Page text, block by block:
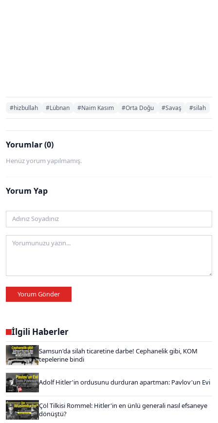
#hizbullah #Lübnan #Naim Kasım #Orta Doğu #Savaş #silah
Yorumlar (0)
Henüz yorum yapılmamış.
Yorum Yap
Yorum Gönder
İlgili Haberler
Samsun'da silah ticaretine darbe! Cephanelik gibi, KOM
tepelerine bindi
Adolf Hitler'in ordusunu durduran apartman: Pavlov'un Evi
Çöl Tilkisi Rommel: Hitler'in en ünlü generali nasıl efsaneye
dönüştü?